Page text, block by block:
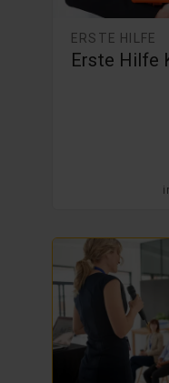
ERSTE HILFE
Erste Hilfe